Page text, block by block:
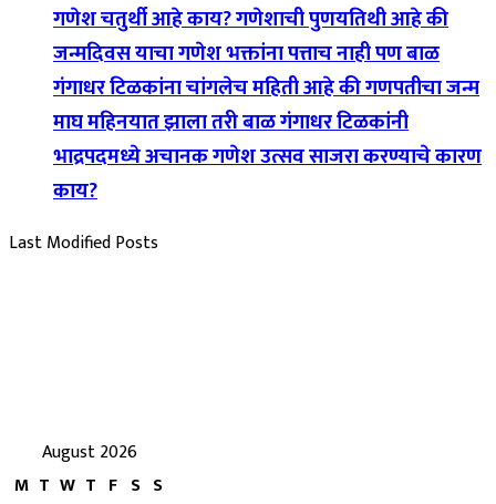
गणेश चतुर्थी आहे काय? गणेशाची पुणयतिथी आहे की
जन्मदिवस याचा गणेश भक्तांना पत्ताच नाही पण बाळ
गंगाधर टिळकांना चांगलेच महिती आहे की गणपतीचा जन्म
माघ महिनयात झाला तरी बाळ गंगाधर टिळकांनी
भाद्रपदमध्ये अचानक गणेश उत्सव साजरा करण्याचे कारण
काय?
Last Modified Posts
August 2026
M T W T F S S